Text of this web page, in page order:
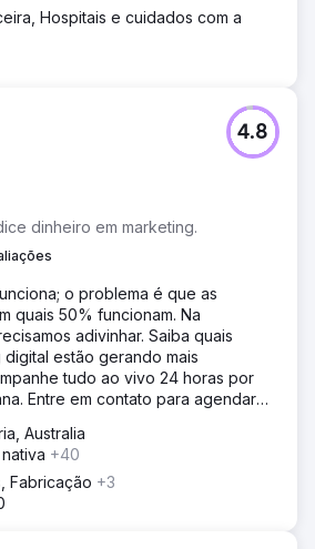
a página da agência
Hospitais e cuidados com a
dinheiro em marketing.
4.8
o problema é que as
quais 50% funcionam. Na
adivinhar. Saiba quais
estão gerando mais
tudo ao vivo 24 horas por
Entre em contato para agendar
Australia
+40
Fabricação +3